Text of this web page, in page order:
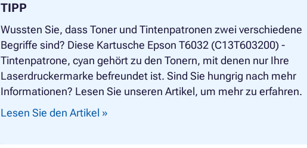
TIPP
Wussten Sie, dass Toner und Tintenpatronen zwei verschiedene
Begriffe sind? Diese Kartusche Epson T6032 (C13T603200) -
Tintenpatrone, cyan gehört zu den Tonern, mit denen nur Ihre
Laserdruckermarke befreundet ist. Sind Sie hungrig nach mehr
Informationen? Lesen Sie unseren Artikel, um mehr zu erfahren.
Lesen Sie den Artikel »